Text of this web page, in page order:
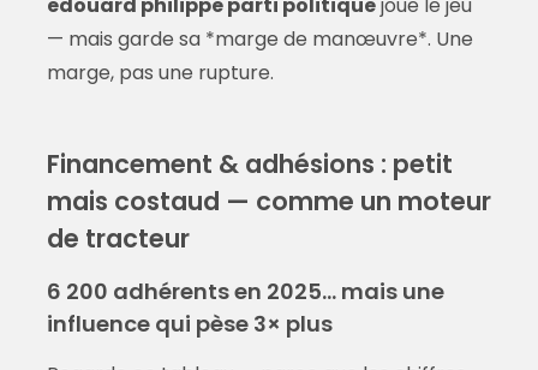
edouard philippe parti politiquejoue le jeu
— mais garde sa *marge de manœuvre*. Une
marge, pas une rupture.
Financement & adhésions : petit
mais costaud — comme un moteur
de tracteur
6 200 adhérents en 2025… mais une
influence qui pèse 3× plus